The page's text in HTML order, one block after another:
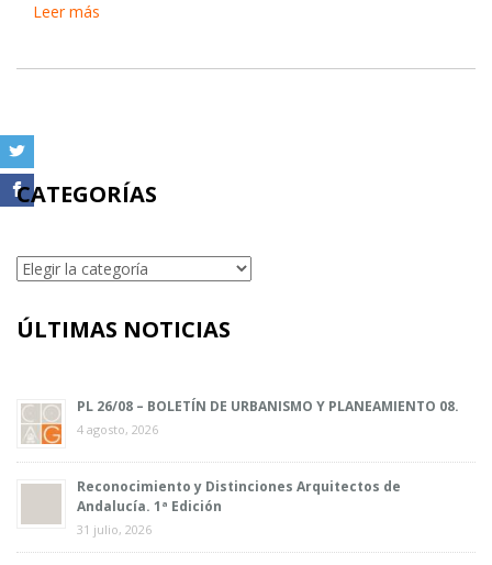
Leer más
CATEGORÍAS
Categorías
ÚLTIMAS NOTICIAS
PL 26/08 – BOLETÍN DE URBANISMO Y PLANEAMIENTO 08.
4 agosto, 2026
Reconocimiento y Distinciones Arquitectos de
Andalucía. 1ª Edición
31 julio, 2026